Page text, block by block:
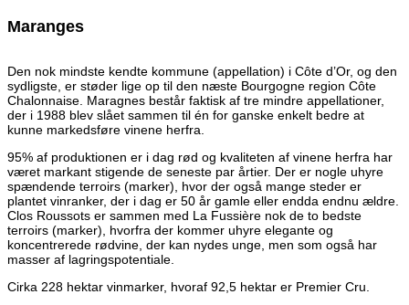
Maranges
Den nok mindste kendte kommune (appellation) i Côte d’Or, og den
sydligste, er støder lige op til den næste Bourgogne region Côte
Chalonnaise. Maragnes består faktisk af tre mindre appellationer,
der i 1988 blev slået sammen til én for ganske enkelt bedre at
kunne markedsføre vinene herfra.
95% af produktionen er i dag rød og kvaliteten af vinene herfra har
været markant stigende de seneste par årtier. Der er nogle uhyre
spændende terroirs (marker), hvor der også mange steder er
plantet vinranker, der i dag er 50 år gamle eller endda endnu ældre.
Clos Roussots er sammen med La Fussière nok de to bedste
terroirs (marker), hvorfra der kommer uhyre elegante og
koncentrerede rødvine, der kan nydes unge, men som også har
masser af lagringspotentiale.
Cirka 228 hektar vinmarker, hvoraf 92,5 hektar er Premier Cru.